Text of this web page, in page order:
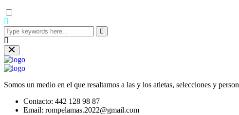
Somos un medio en el que resaltamos a las y los atletas, selecciones y
Contacto: 442 128 98 87
Email: rompelamas.2022@gmail.com